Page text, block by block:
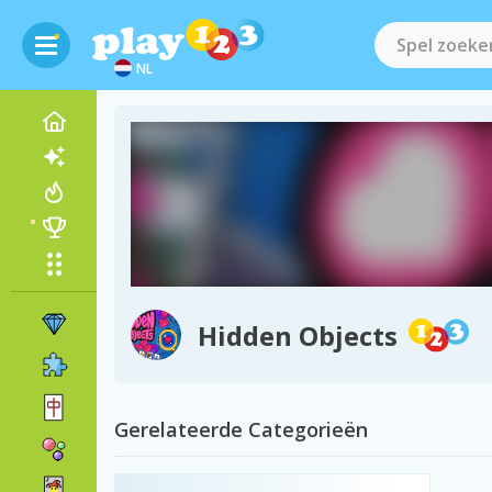
NL
Hidden Objects
Gerelateerde Categorieën